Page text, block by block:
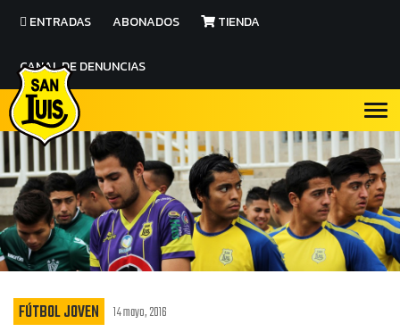
ENTRADAS ABONADOS TIENDA
CANAL DE DENUNCIAS
FÚTBOL JOVEN 14 mayo, 2016